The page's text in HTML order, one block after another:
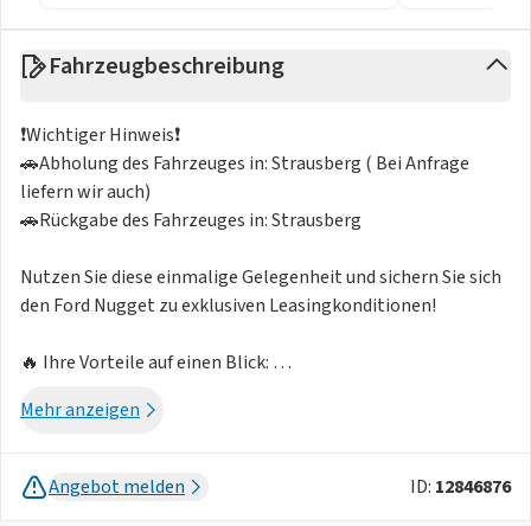
Fahrzeugbeschreibung
❗️Wichtiger Hinweis❗️
🚗Abholung des Fahrzeuges in: Strausberg ( Bei Anfrage
liefern wir auch)
🚗Rückgabe des Fahrzeuges in: Strausberg
Nutzen Sie diese einmalige Gelegenheit und sichern Sie sich
den Ford Nugget zu exklusiven Leasingkonditionen!
🔥 Ihre Vorteile auf einen Blick:
✅ Individuelle Leasingoptionen – passend zu Ihrer
Unsere Verkaufsberater stehen Ihnen persönlich zur
Mehr anzeigen
Angebot melden ID: 12846876